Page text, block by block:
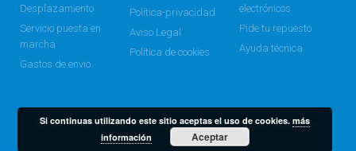
Desplazamiento
Servicio puesta en
marcha
Gastos de envio
Política-privacidad
Aviso Legal
Política de cookies
electrónicos
Pide tu repuesto
Ayuda técnica
© 2025 ELECTROSAT CASTILLO. Todos los derechos reservados
Si continuas utilizando este sitio aceptas el uso de cookies.más
información
Aceptar